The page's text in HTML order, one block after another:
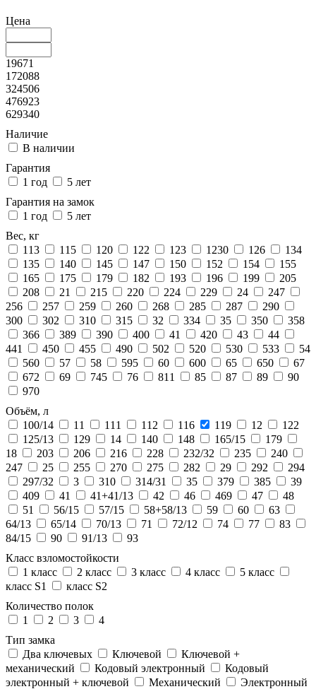
Цена
19671
172088
324506
476923
629340
Наличие
В наличии
Гарантия
1 год
5 лет
Гарантия на замок
1 год
5 лет
Вес, кг
113
115 120 122 123 1230 126
134
135
140 145 147 150 152 154
155
165
175 179 182 193 196 199
205
208
21 215 220 224 229 24
247
256
257 259 260 268 285 287
290
300
302 310 315 32 334 35 350
358
366
389 390 400 41 420 43
44
441
450 455 490 502 520 530 533
54
560
57 58 595 60 600 65 650
67
672
69 745 76 811 85 87 89
90
970
Объём, л
100/14
11 111 112 116 119 12
122
125/13
129 14 140 148 165/15
179
18
203 206 216 228 232/32 235
240
247
25 255 270 275 282 29 292
294
297/32
3 310 314/31 35 379 385
39
409
41 41+41/13 42 46 469 47
48
51
56/15 57/15 58+58/13 59 60
63
64/13
65/14 70/13 71 72/12 74 77
83
84/15
90 91/13
93
Класс взломостойкости
1 класс
2 класс 3 класс 4 класс
5 класс
класс S1
класс S2
Количество полок
1
2 3
4
Тип замка
Два ключевых
Ключевой
Ключевой +
механический
Кодовый электронный
Кодовый
электронный + ключевой
Механический
Электронный